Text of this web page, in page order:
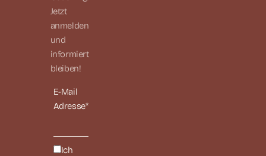
Jetzt
anmelden
und
informiert
bleiben!
E-Mail
Adresse*
Ich